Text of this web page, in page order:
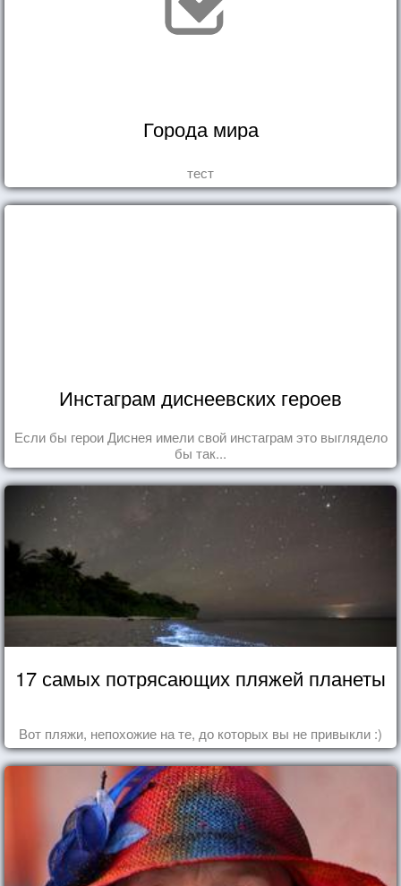
Города мира
тест
Инстаграм диснеевских героев
Если бы герои Диснея имели свой инстаграм это выглядело
бы так...
17 самых потрясающих пляжей планеты
Вот пляжи, непохожие на те, до которых вы не привыкли :)